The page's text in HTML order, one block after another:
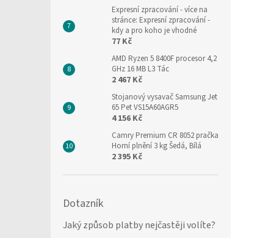
Expresní zpracování- více na
stránce: Expresní zpracování -
kdy a pro koho je vhodné
77 Kč
AMD Ryzen 5 8400F procesor 4,2
GHz 16 MB L3 Tác
2 467 Kč
Stojanový vysavač Samsung Jet
65 Pet VS15A60AGR5
4 156 Kč
Camry Premium CR 8052 pračka
Horní plnění 3 kg Šedá, Bílá
2 395 Kč
Dotazník
Jaký způsob platby nejčastěji volíte?